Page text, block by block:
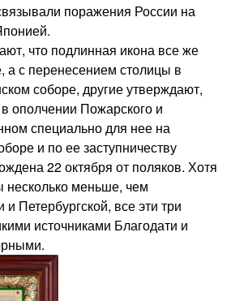
поражения России на
что подлинная икона все же
а с перенесением столицы в
соборе, другие утверждают,
ополчении Пожарского и
специально для нее на
и по ее заступничеству
22 октября от поляков. Хотя
несколько меньше, чем
Петербургской, все эти три
источниками Благодати и